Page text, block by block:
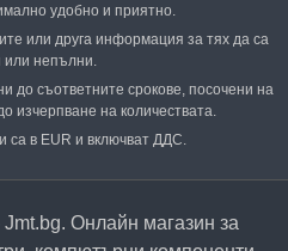
удобно и приятно.
или друга информация за тях да са
или непълни.
до съответните срокове, посочени на
изчерпване на количествата.
са в EUR и включват ДДС.
Онлайн магазин за